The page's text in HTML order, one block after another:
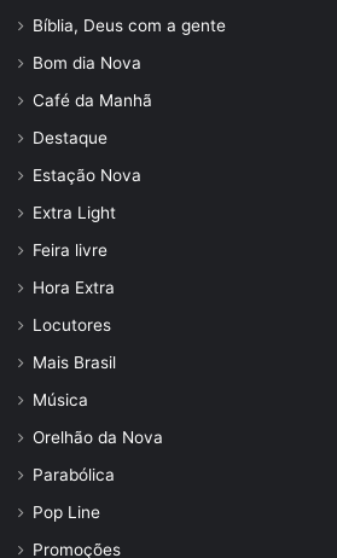
Bíblia, Deus com a gente
Bom dia Nova
Café da Manhã
Destaque
Estação Nova
Extra Light
Feira livre
Hora Extra
Locutores
Mais Brasil
Música
Orelhão da Nova
Parabólica
Pop Line
Promoções